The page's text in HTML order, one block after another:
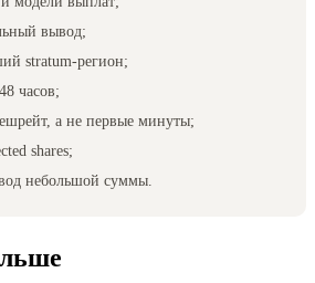
вывод;
stratum-регион;
часов;
а не первые минуты;
shares;
небольшой суммы.